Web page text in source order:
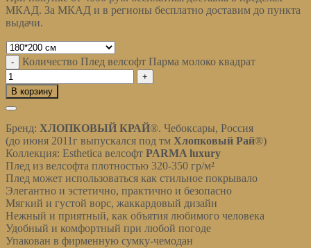
МКАД. За МКАД и в регионы бесплатно доставим до пункта
выдачи.
Количество Плед велсофт Парма молоко квадрат
В корзину
Бренд: ХЛОПКОВЫЙ КРАЙ®. Чебоксары, Россия
(до июня 2011г выпускался под тм Хлопковый Рай®)
Коллекция: Esthetica велсофт PARMA luxury
Плед из велсофта плотностью 320-350 гр/м²
Плед может использоваться как стильное покрывало
Элегантно и эстетично, практично и безопасно
Мягкий и густой ворс, жаккардовый дизайн
Нежный и приятный, как объятия любимого человека
Удобный и комфортный при любой погоде
Упакован в фирменную сумку-чемодан